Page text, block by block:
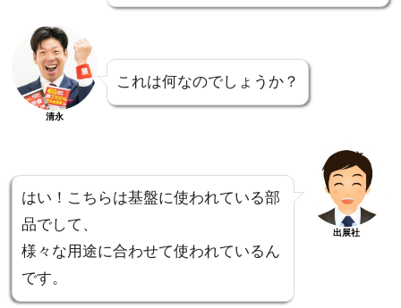
清永
これは何なのでしょうか？
はい！こちらは基盤に使われている部
品でして、
様々な用途に合わせて使われているん
です。
出展社